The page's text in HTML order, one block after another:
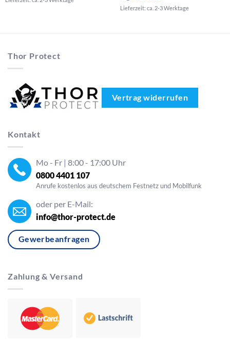
Lieferzeit: ca. 2-3 Werktage
Thor Protect
Vertrag widerrufen
Kontakt
Mo - Fr | 8:00 - 17:00 Uhr
0800 4401 107
Anrufe kostenlos aus deutschem Festnetz und Mobilfunk
oder per E-Mail:
info@thor-protect.de
Gewerbeanfragen
Zahlung & Versand